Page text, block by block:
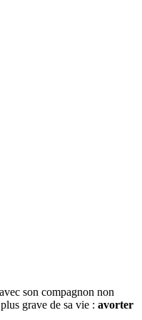
son compagnon non
grave de sa vie : avorter